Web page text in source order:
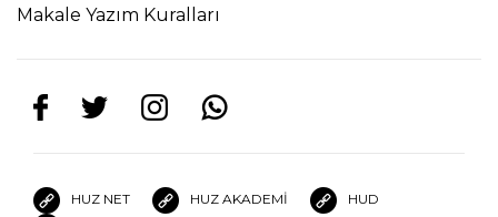
Makale Yazım Kuralları
HUZ NET HUZ AKADEMİ HUD